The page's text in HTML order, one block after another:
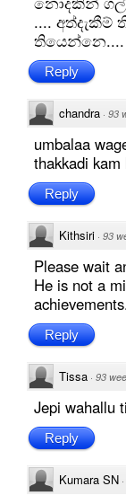
....
තියෙන්නෙ....
Reply
chandra · 93
umbalaa
thakkadi kam
Reply
Kithsiri · 93
Please wait
He is not a
Reply
Tissa · 93
Jepi wahallu
Reply
Kumara SN ·